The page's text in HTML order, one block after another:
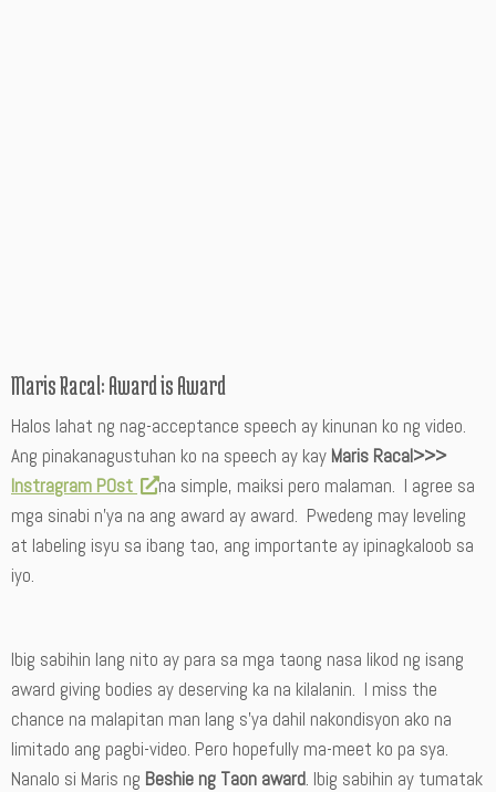
Maris Racal: Award is Award
Halos lahat ng nag-acceptance speech ay kinunan ko ng video.
Ang pinakanagustuhan ko na speech ay kay Maris Racal>>>
Instragram POst
na simple, maiksi pero malaman. I agree sa
mga sinabi n’ya na ang award ay award. Pwedeng may leveling
at labeling isyu sa ibang tao, ang importante ay ipinagkaloob sa
iyo.
Ibig sabihin lang nito ay para sa mga taong nasa likod ng isang
award giving bodies ay deserving ka na kilalanin. I miss the
chance na malapitan man lang s’ya dahil nakondisyon ako na
limitado ang pagbi-video. Pero hopefully ma-meet ko pa sya.
Nanalo si Maris ng Beshie ng Taon award. Ibig sabihin ay tumatak